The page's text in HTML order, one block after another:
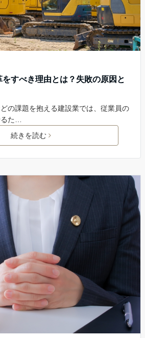
すべき理由とは？失敗の原因と
の課題を抱える建設業では、従業員の
た…
続きを読む